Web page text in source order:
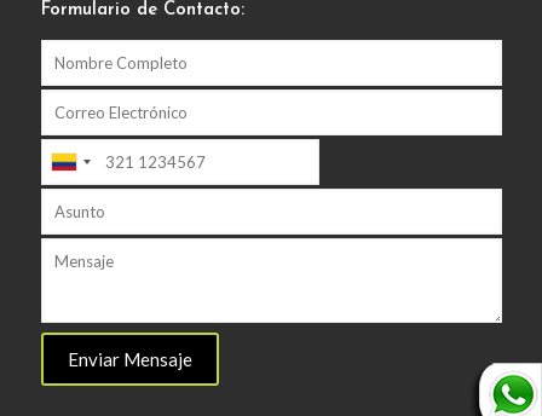
Formulario de Contacto: